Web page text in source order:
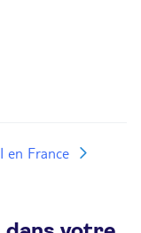
en France